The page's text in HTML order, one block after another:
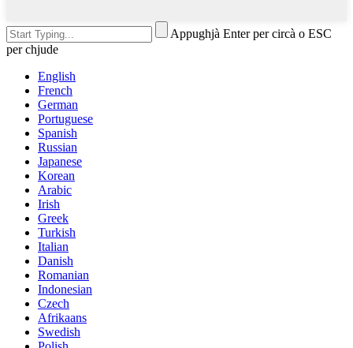
Appughjà Enter per circà o ESC
per chjude
English
French
German
Portuguese
Spanish
Russian
Japanese
Korean
Arabic
Irish
Greek
Turkish
Italian
Danish
Romanian
Indonesian
Czech
Afrikaans
Swedish